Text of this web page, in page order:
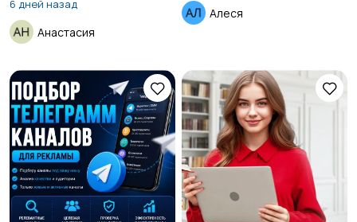
6 дней назад
Анастасия
Алеся